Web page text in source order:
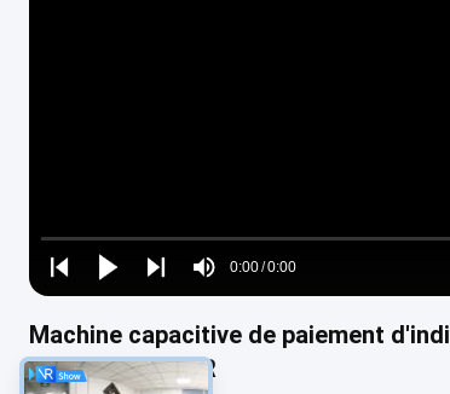
Play
Play
Play
Mute
Time
0:00/0:00
Loaded:
0%
Machine capacitive de paiement
le scanner de QR